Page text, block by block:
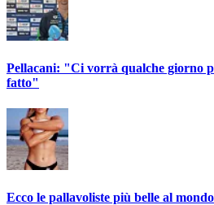
Pellacani: "Ci vorrà qualche giorno
fatto"
Ecco le pallavoliste più belle al mondo